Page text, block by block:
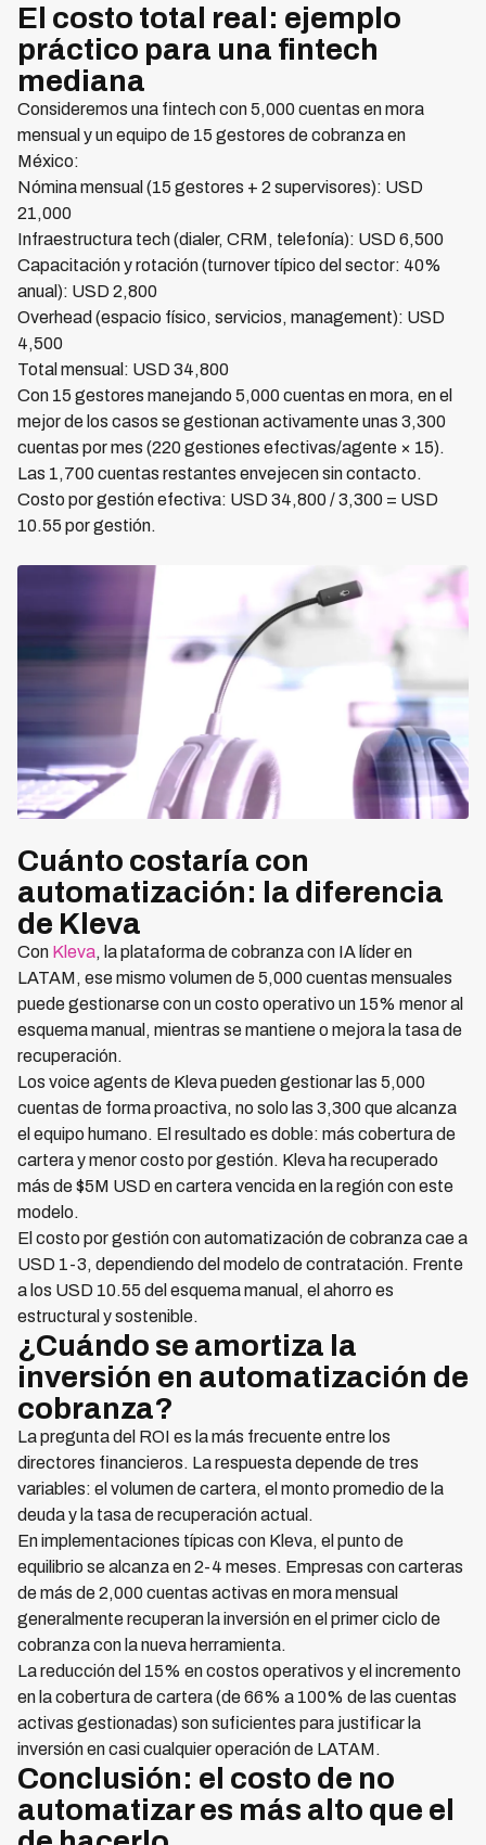
El costo total real: ejemplo
práctico para una fintech
mediana
Consideremos una fintech con 5,000 cuentas en mora
mensual y un equipo de 15 gestores de cobranza en
México:
Nómina mensual (15 gestores + 2 supervisores): USD
21,000
Infraestructura tech (dialer, CRM, telefonía): USD 6,500
Capacitación y rotación (turnover típico del sector: 40%
anual): USD 2,800
Overhead (espacio físico, servicios, management): USD
4,500
Total mensual: USD 34,800
Con 15 gestores manejando 5,000 cuentas en mora, en el
mejor de los casos se gestionan activamente unas 3,300
cuentas por mes (220 gestiones efectivas/agente × 15).
Las 1,700 cuentas restantes envejecen sin contacto.
Costo por gestión efectiva: USD 34,800 / 3,300 = USD
10.55 por gestión.
Cuánto costaría con
automatización: la diferencia
de Kleva
Con Kleva, la plataforma de cobranza con IA líder en
LATAM, ese mismo volumen de 5,000 cuentas mensuales
puede gestionarse con un costo operativo un 15% menor al
esquema manual, mientras se mantiene o mejora la tasa de
recuperación.
Los voice agents de Kleva pueden gestionar las 5,000
cuentas de forma proactiva, no solo las 3,300 que alcanza
el equipo humano. El resultado es doble: más cobertura de
cartera y menor costo por gestión. Kleva ha recuperado
más de $5M USD en cartera vencida en la región con este
modelo.
El costo por gestión con automatización de cobranza cae a
USD 1-3, dependiendo del modelo de contratación. Frente
a los USD 10.55 del esquema manual, el ahorro es
estructural y sostenible.
¿Cuándo se amortiza la
inversión en automatización de
cobranza?
La pregunta del ROI es la más frecuente entre los
directores financieros. La respuesta depende de tres
variables: el volumen de cartera, el monto promedio de la
deuda y la tasa de recuperación actual.
En implementaciones típicas con Kleva, el punto de
equilibrio se alcanza en 2-4 meses. Empresas con carteras
de más de 2,000 cuentas activas en mora mensual
generalmente recuperan la inversión en el primer ciclo de
cobranza con la nueva herramienta.
La reducción del 15% en costos operativos y el incremento
en la cobertura de cartera (de 66% a 100% de las cuentas
activas gestionadas) son suficientes para justificar la
inversión en casi cualquier operación de LATAM.
Conclusión: el costo de no
automatizar es más alto que el